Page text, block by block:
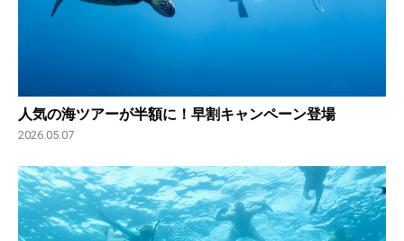
人気の海ツアーが半額に！早割キャンペーン登場
2026.05.07